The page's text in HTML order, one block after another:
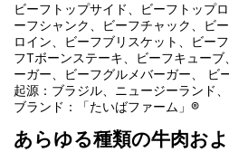
ビーフトップサイド、ビーフトップ
ーフシャンク、ビーフチャック、ビ
ロイン、ビーフブリスケット、ビー
フTボーンステーキ、ビーフキュー
ーガー、ビーフグルメバーガー、 ビ
起源：ブラジル、ニュージーランド
ブランド：「たいばファーム」®
あらゆる種類の牛肉およ